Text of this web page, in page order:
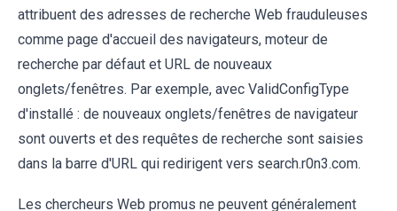
attribuent des adresses de recherche Web frauduleuses
comme page d'accueil des navigateurs, moteur de
recherche par défaut et URL de nouveaux
onglets/fenêtres. Par exemple, avec ValidConfigType
d'installé : de nouveaux onglets/fenêtres de navigateur
sont ouverts et des requêtes de recherche sont saisies
dans la barre d'URL qui redirigent vers search.r0n3.com.
Les chercheurs Web promus ne peuvent généralement